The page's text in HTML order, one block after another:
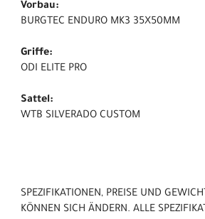
Vorbau:
BURGTEC ENDURO MK3 35X50MM
Griffe:
ODI ELITE PRO
Sattel:
WTB SILVERADO CUSTOM
SPEZIFIKATIONEN, PREISE UND
KÖNNEN SICH ÄNDERN. ALLE